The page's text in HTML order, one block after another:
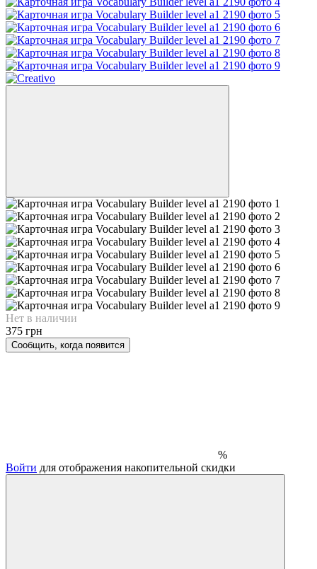
Нет в наличии
375 грн
Сообщить, когда появится
%
Войти для отображения накопительной скидки